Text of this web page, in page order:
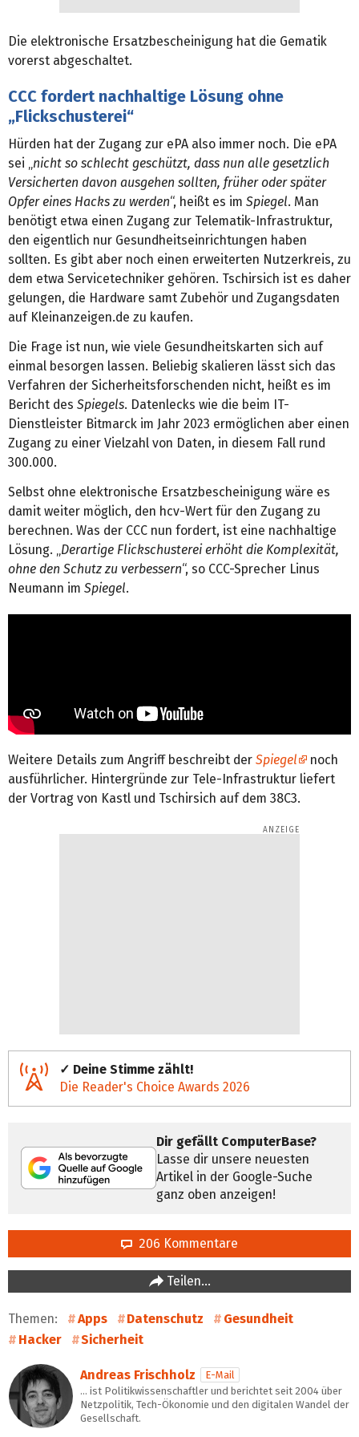
Die elektronische Ersatzbescheinigung hat die Gematik
vorerst abgeschaltet.
CCC fordert nachhaltige Lösung ohne
„Flickschusterei“
Hürden hat der Zugang zur ePA also immer noch. Die ePA
sei „ nicht so schlecht geschützt, dass nun alle gesetzlich
Versicherten davon ausgehen sollten, früher oder später
Opfer eines Hacks zu werden“, heißt es im Spiegel. Man
benötigt etwa einen Zugang zur Telematik-Infrastruktur,
den eigentlich nur Gesundheitseinrichtungen haben
sollten. Es gibt aber noch einen erweiterten Nutzerkreis, zu
dem etwa Servicetechniker gehören. Tschirsich ist es daher
gelungen, die Hardware samt Zubehör und Zugangsdaten
auf Kleinanzeigen.de zu kaufen.
Die Frage ist nun, wie viele Gesundheitskarten sich auf
einmal besorgen lassen. Beliebig skalieren lässt sich das
Verfahren der Sicherheitsforschenden nicht, heißt es im
Bericht des Spiegels. Datenlecks wie die beim IT-
Dienstleister Bitmarck im Jahr 2023 ermöglichen aber einen
Zugang zu einer Vielzahl von Daten, in diesem Fall rund
300.000.
Selbst ohne elektronische Ersatzbescheinigung wäre es
damit weiter möglich, den hcv-Wert für den Zugang zu
berechnen. Was der CCC nun fordert, ist eine nachhaltige
Lösung. „ Derartige Flickschusterei erhöht die Komplexität,
ohne den Schutz zu verbessern“, so CCC-Sprecher Linus
Neumann im Spiegel.
Weitere Details zum Angriff beschreibt der Spiegel
noch
ausführlicher. Hintergründe zur Tele-Infrastruktur liefert
der Vortrag von Kastl und Tschirsich auf dem 38C3.
✓ Deine Stimme zählt!
Die Reader's Choice Awards 2026
Dir gefällt ComputerBase?
Lasse dir unsere neuesten
Artikel in der Google-Suche
ganz oben anzeigen!
206 Kommentare
Teilen…
Themen: Apps Datenschutz
Gesundheit
Hacker
Sicherheit
Andreas Frischholz
E-Mail
… ist Politikwissenschaftler und berichtet seit 2004 über
Netzpolitik, Tech-Ökonomie und den digitalen Wandel der
Gesellschaft.